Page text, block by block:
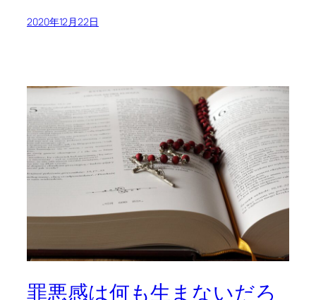
2020年12月22日
罪悪感は何も生まないだろ